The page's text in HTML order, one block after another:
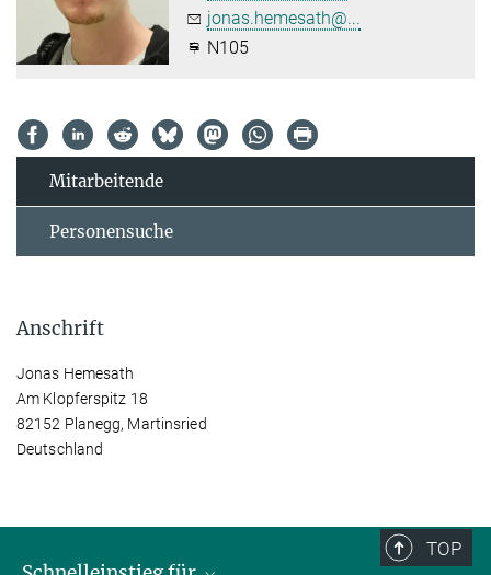
jonas.hemesath@...
N105
Mitarbeitende
Personensuche
Anschrift
Jonas Hemesath
Am Klopferspitz 18
82152 Planegg, Martinsried
Deutschland
TOP